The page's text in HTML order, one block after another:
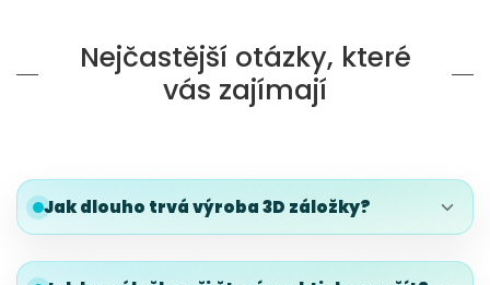
Nejčastější otázky, které
vás zajímají
Jak dlouho trvá výroba 3D záložky?